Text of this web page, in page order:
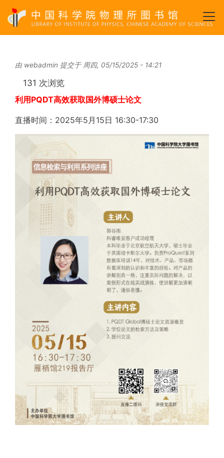
转
内
由 webadmin 提交于 周四, 05/15/2025 - 14:21
131 次浏览
利用PQDT高效获取国外博硕士论文
直播时间：2025年5月15日 16:30-17:30